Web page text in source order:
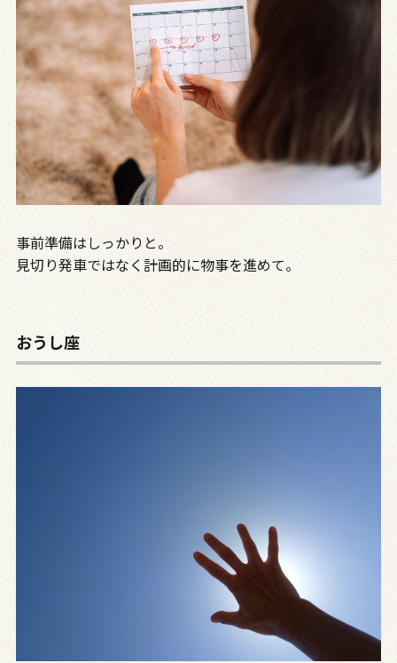
事前準備はしっかりと。
見切り発車ではなく計画的に物事を進めて。
おうし座